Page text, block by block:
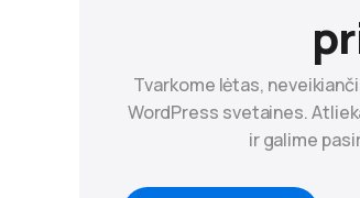
Tvarkome lėtas,
WordPress svetaines.
ir galime